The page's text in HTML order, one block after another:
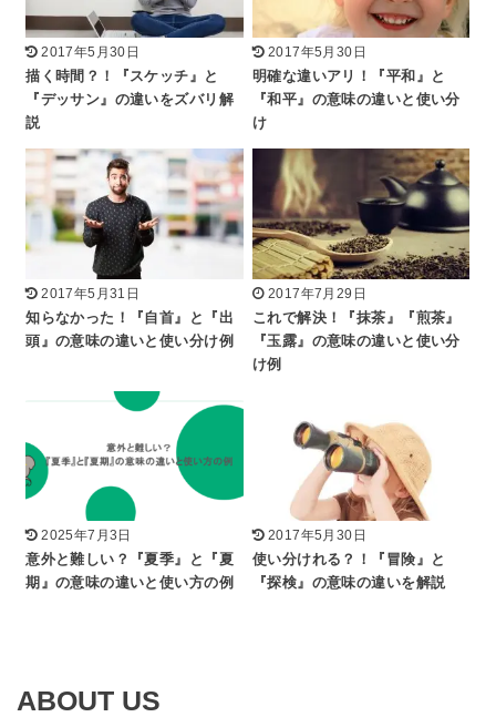
2017年5月30日
描く時間？！『スケッチ』と
『デッサン』の違いをズバリ解
説
2017年5月30日
明確な違いアリ！『平和』と
『和平』の意味の違いと使い分
け
2017年5月31日
知らなかった！『自首』と『出
頭』の意味の違いと使い分け例
2017年7月29日
これで解決！『抹茶』『煎茶』
『玉露』の意味の違いと使い分
け例
2025年7月3日
意外と難しい？『夏季』と『夏
期』の意味の違いと使い方の例
2017年5月30日
使い分けれる？！『冒険』と
『探検』の意味の違いを解説
ABOUT US